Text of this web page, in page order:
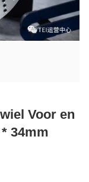
Voor en
34mm